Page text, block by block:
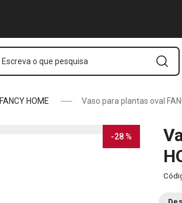
Escreva o que pesquisa
FANCY HOME Vaso para plantas oval
-28 %